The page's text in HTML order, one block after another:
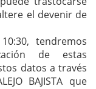
el devenir de
tendremos
de estas
datos a través
BAJISTA que